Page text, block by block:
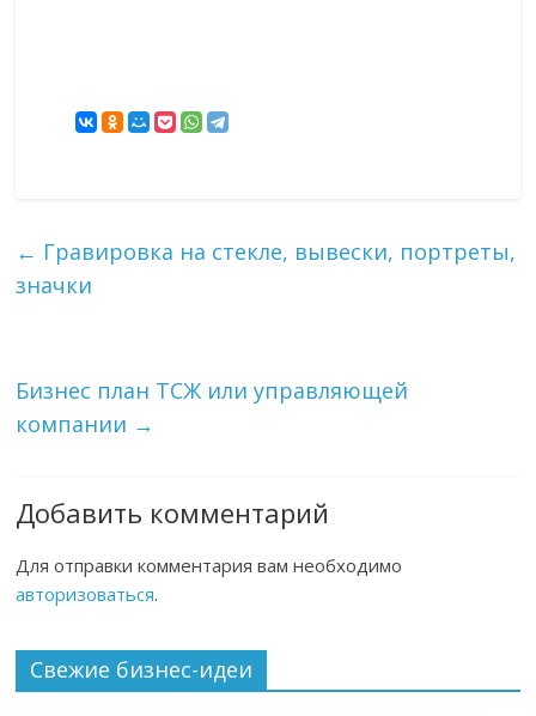
← Гравировка на стекле, вывески, портреты,
значки
Бизнес план ТСЖ или управляющей
компании →
Добавить комментарий
Для отправки комментария вам необходимо
авторизоваться.
Свежие бизнес-идеи